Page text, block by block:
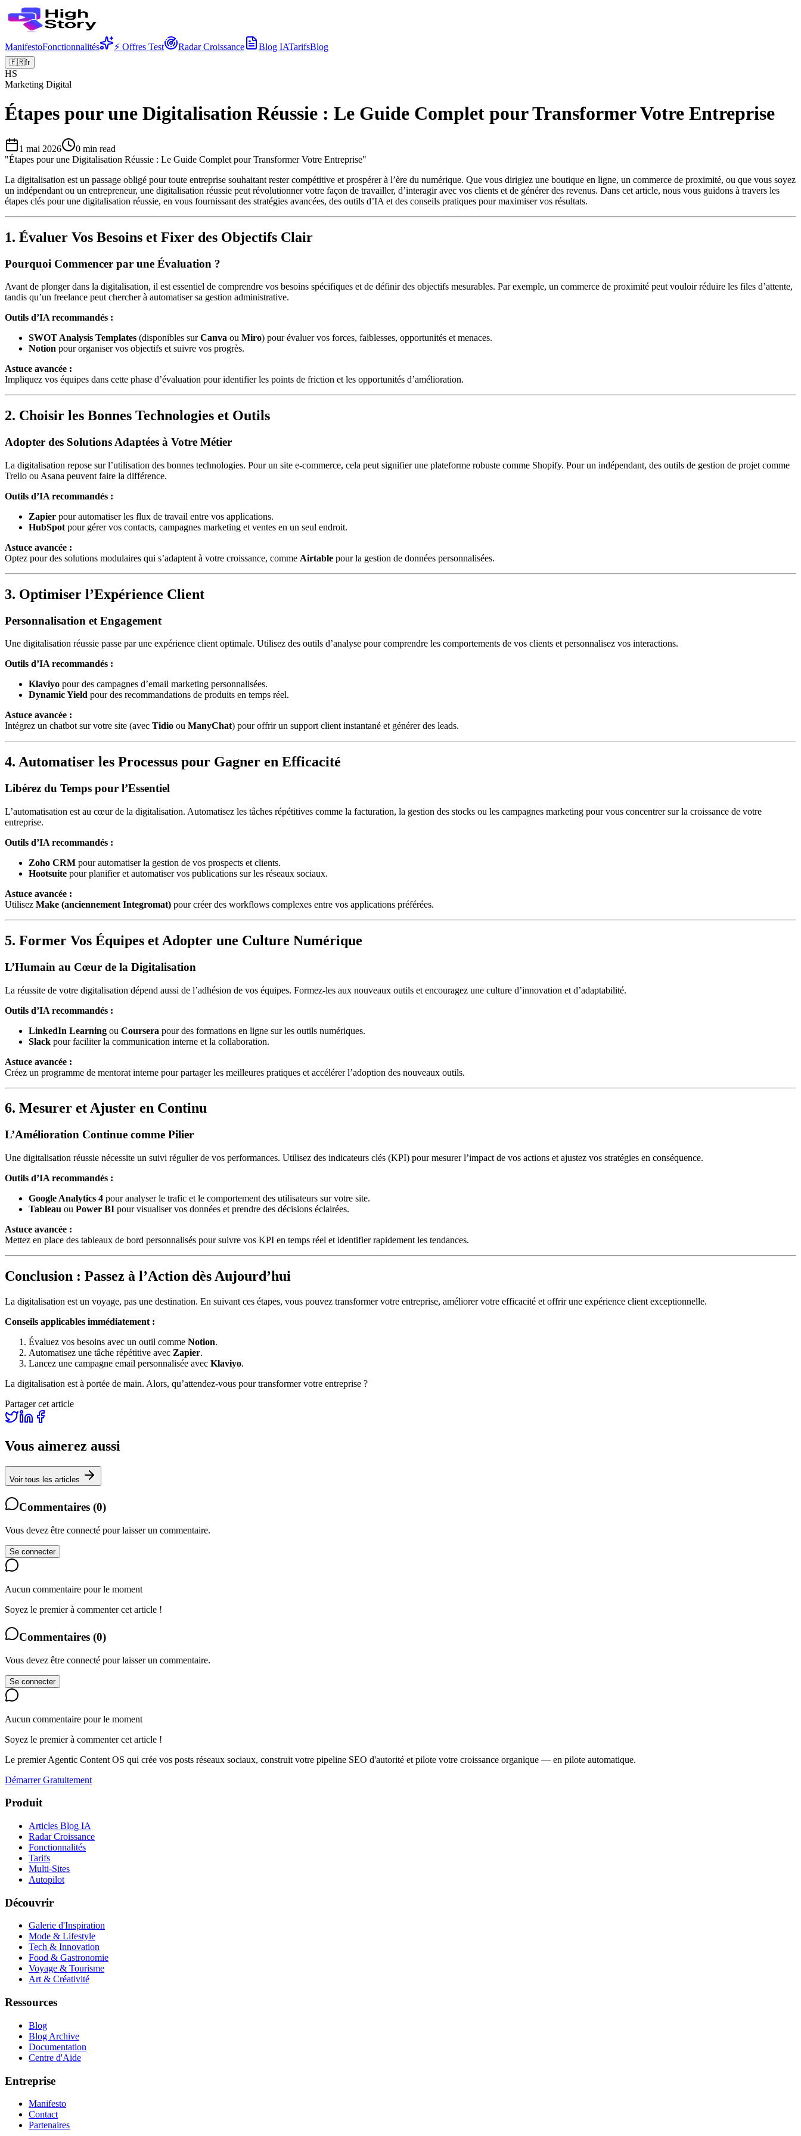
ManifestoFonctionnalités ⚡ Offres Test Radar Croissance Blog IATarifsBlog
🇫🇷fr
HS
Marketing Digital
Étapes pour une Digitalisation Réussie : Le Guide Complet pour Transformer Votre Entreprise
1 mai 2026 0 min read
"Étapes pour une Digitalisation Réussie : Le Guide Complet pour Transformer Votre Entreprise"
La digitalisation est un passage obligé pour toute entreprise souhaitant rester compétitive et prospérer à l’ère du numérique. Que vous dirigiez une boutique en ligne, un commerce de proximité, ou que vous soyez
un indépendant ou un entrepreneur, une digitalisation réussie peut révolutionner votre façon de travailler, d’interagir avec vos clients et de générer des revenus. Dans cet article, nous vous guidons à travers les
étapes clés pour une digitalisation réussie, en vous fournissant des stratégies avancées, des outils d’IA et des conseils pratiques pour maximiser vos résultats.
1. Évaluer Vos Besoins et Fixer des Objectifs Clair
Pourquoi Commencer par une Évaluation ?
Avant de plonger dans la digitalisation, il est essentiel de comprendre vos besoins spécifiques et de définir des objectifs mesurables. Par exemple, un commerce de proximité peut vouloir réduire les files d’attente,
tandis qu’un freelance peut chercher à automatiser sa gestion administrative.
Outils d’IA recommandés :
SWOT Analysis Templates (disponibles surCanva ou Miro) pour évaluer vos forces, faiblesses, opportunités et menaces.
Notion pour organiser vos objectifs et suivre vos progrès.
Astuce avancée :
Impliquez vos équipes dans cette phase d’évaluation pour identifier les points de friction et les opportunités d’amélioration.
2. Choisir les Bonnes Technologies et Outils
Adopter des Solutions Adaptées à Votre Métier
La digitalisation repose sur l’utilisation des bonnes technologies. Pour un site e-commerce, cela peut signifier une plateforme robuste comme Shopify. Pour un indépendant, des outils de gestion de projet comme
Trello ou Asana peuvent faire la différence.
Outils d’IA recommandés :
Zapier pour automatiser les flux de travail entre vos applications.
HubSpot pour gérer vos contacts, campagnes marketing et ventes en un seul endroit.
Astuce avancée :
Optez pour des solutions modulaires qui s’adaptent à votre croissance, comme Airtable pour la gestion de données personnalisées.
3. Optimiser l’Expérience Client
Personnalisation et Engagement
Une digitalisation réussie passe par une expérience client optimale. Utilisez des outils d’analyse pour comprendre les comportements de vos clients et personnalisez vos interactions.
Outils d’IA recommandés :
Klaviyo pour des campagnes d’email marketing personnalisées.
Dynamic Yield pour des recommandations de produits en temps réel.
Astuce avancée :
Intégrez un chatbot sur votre site (avec Tidio ou ManyChat) pour offrir un support client instantané et générer des leads.
4. Automatiser les Processus pour Gagner en Efficacité
Libérez du Temps pour l’Essentiel
L’automatisation est au cœur de la digitalisation. Automatisez les tâches répétitives comme la facturation, la gestion des stocks ou les campagnes marketing pour vous concentrer sur la croissance de votre
entreprise.
Outils d’IA recommandés :
Zoho CRM pour automatiser la gestion de vos prospects et clients.
Hootsuite pour planifier et automatiser vos publications sur les réseaux sociaux.
Astuce avancée :
Utilisez Make (anciennement Integromat) pour créer des workflows complexes entre vos applications préférées.
5. Former Vos Équipes et Adopter une Culture Numérique
L’Humain au Cœur de la Digitalisation
La réussite de votre digitalisation dépend aussi de l’adhésion de vos équipes. Formez-les aux nouveaux outils et encouragez une culture d’innovation et d’adaptabilité.
Outils d’IA recommandés :
LinkedIn Learning ou Coursera pour des formations en ligne sur les outils numériques.
Slack pour faciliter la communication interne et la collaboration.
Astuce avancée :
Créez un programme de mentorat interne pour partager les meilleures pratiques et accélérer l’adoption des nouveaux outils.
6. Mesurer et Ajuster en Continu
L’Amélioration Continue comme Pilier
Une digitalisation réussie nécessite un suivi régulier de vos performances. Utilisez des indicateurs clés (KPI) pour mesurer l’impact de vos actions et ajustez vos stratégies en conséquence.
Outils d’IA recommandés :
Google Analytics 4 pour analyser le trafic et le comportement des utilisateurs sur votre site.
Tableau ou Power BI pour visualiser vos données et prendre des décisions éclairées.
Astuce avancée :
Mettez en place des tableaux de bord personnalisés pour suivre vos KPI en temps réel et identifier rapidement les tendances.
Conclusion : Passez à l’Action dès Aujourd’hui
La digitalisation est un voyage, pas une destination. En suivant ces étapes, vous pouvez transformer votre entreprise, améliorer votre efficacité et offrir une expérience client exceptionnelle.
Conseils applicables immédiatement :
Évaluez vos besoins avec un outil comme Notion.
Automatisez une tâche répétitive avec Zapier.
Lancez une campagne email personnalisée avec Klaviyo.
La digitalisation est à portée de main. Alors, qu’attendez-vous pour transformer votre entreprise ?
Partager cet article
Vous aimerez aussi
Voir tous les articles
Commentaires (0)
Vous devez être connecté pour laisser un commentaire.
Se connecter
Aucun commentaire pour le moment
Soyez le premier à commenter cet article !
Commentaires (0)
Vous devez être connecté pour laisser un commentaire.
Se connecter
Aucun commentaire pour le moment
Soyez le premier à commenter cet article !
Le premier Agentic Content OS qui crée vos posts réseaux sociaux, construit votre pipeline SEO d'autorité et pilote votre croissance organique — en pilote automatique.
Démarrer Gratuitement
Produit
Articles Blog IA
Radar Croissance
Fonctionnalités
Tarifs
Multi-Sites
Autopilot
Découvrir
Galerie d'Inspiration
Mode & Lifestyle
Tech & Innovation
Food & Gastronomie
Voyage & Tourisme
Art & Créativité
Ressources
Blog
Blog Archive
Documentation
Centre d'Aide
Entreprise
Manifesto
Contact
Partenaires